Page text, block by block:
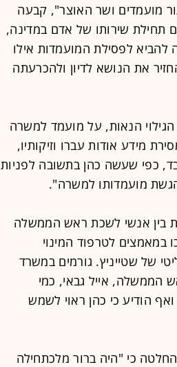
מועמדים ושר האוצר", קבעה
תחילת שירותו של אדם במדינה,
לפסילת המועמדות אילו
את הנושא לדיון ולהכרעתה
הנאות, על מועמד למשרה
מידע אודות עברו וזיקותיו,
כפי שעשה כהן בתשובה לפניות
מועמדותו למשרה".
בין אנשי לשכת ראש הממשלה
במאמצים לטרפוד המינוי
של שטייניץ. גורמים במשרד
הממשלה, אייל גבאי, כמי
הודיע כי כהן ראוי לשמש
כי "היה ברור מלכתחילה